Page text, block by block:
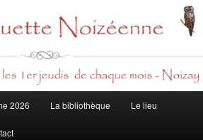
2026 La bibliothèque Le lieu